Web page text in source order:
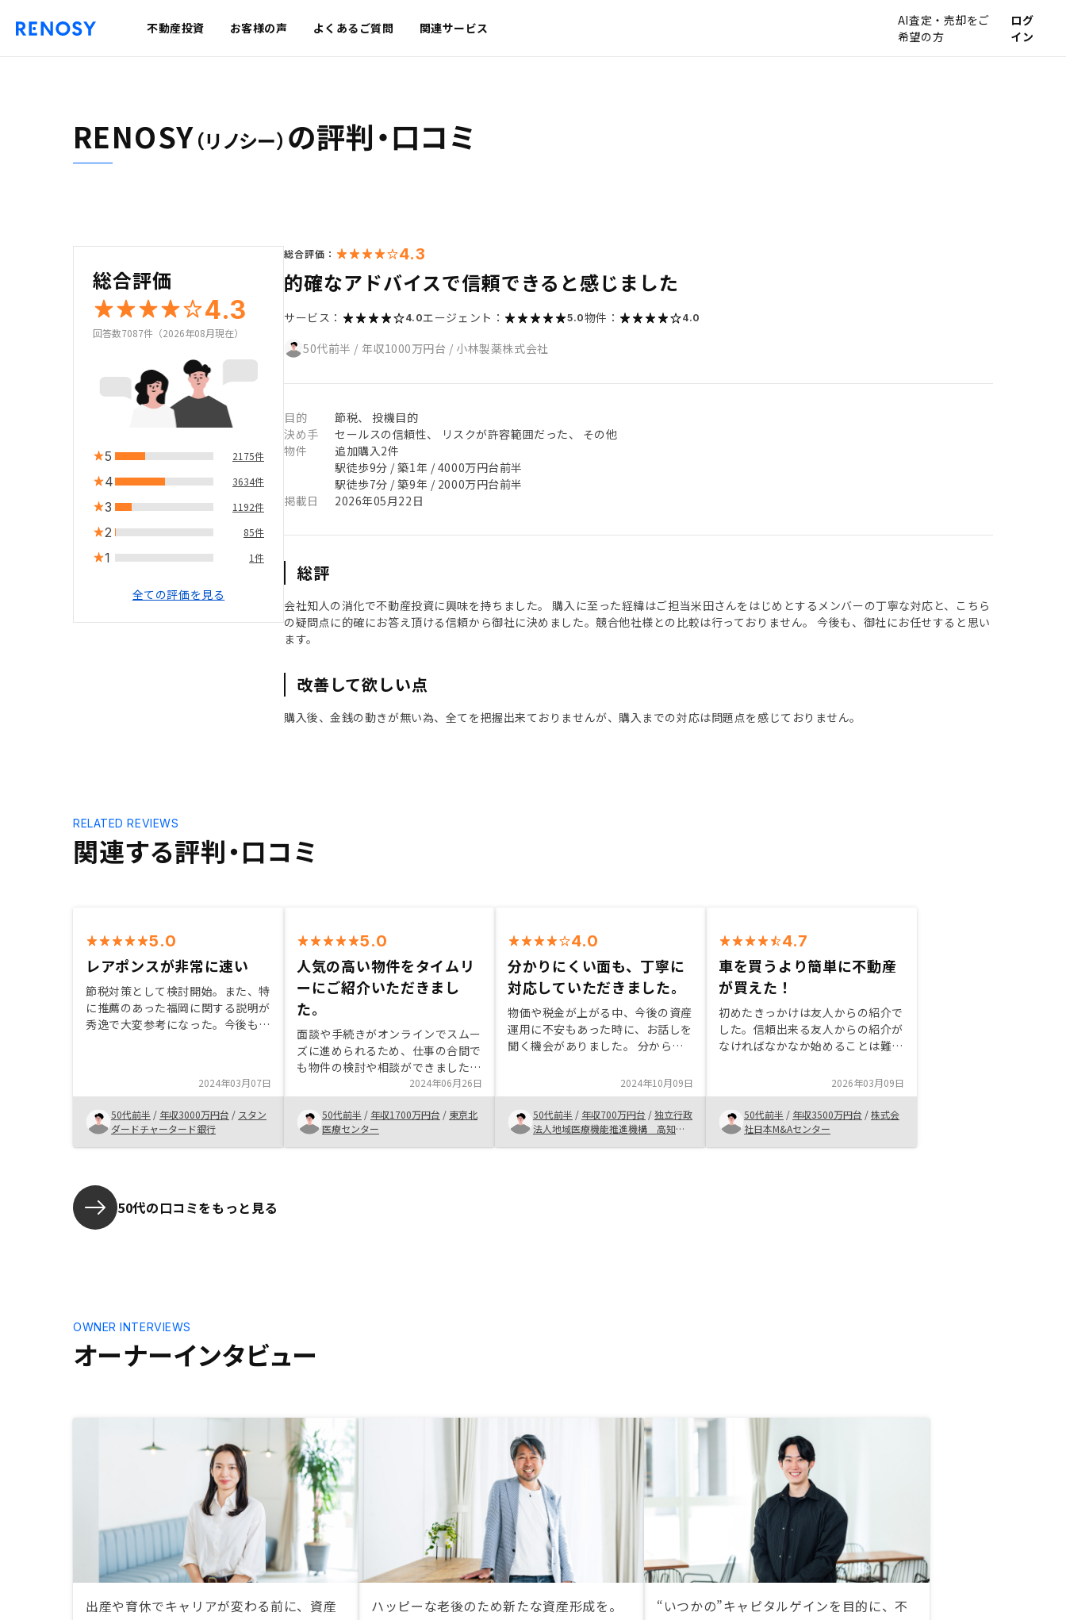
不動産投資 お客様の声 よくあるご質問 関連サービス
AI査定・売却をご
希望の方
ログ
イン
RENOSY（リノシー） の評判・口コミ
総合評価
4.3
回答数7087件（2026年08月現在）
5 2175件
4 3634件
3 1192件
2 85件
1 1件
全ての評価を見る
総合評価： 4.3
的確なアドバイスで信頼できると感じました
サービス： 4.0エージェント： 5.0物件： 4.0
50代前半 / 年収1000万円台 / 小林製薬株式会社
目的
節税、 投機目的
決め手
セールスの信頼性、 リスクが許容範囲だった、 その他
物件
追加購入2件
駅徒歩9分 / 築1年 / 4000万円台前半
駅徒歩7分 / 築9年 / 2000万円台前半
掲載日
2026年05月22日
総評
会社知人の消化で不動産投資に興味を持ちました。 購入に至った経緯はご担当米田さんをはじめとするメンバーの丁寧な対応と、こちら
の疑問点に的確にお答え頂ける信頼から御社に決めました。競合他社様との比較は行っておりません。 今後も、御社にお任せすると思い
ます。
改善して欲しい点
購入後、金銭の動きが無い為、全てを把握出来ておりませんが、購入までの対応は問題点を感じておりません。
関連する評判・口コミ
RELATED REVIEWS
5.0
レアポンスが非常に速い
節税対策として検討開始。また、特
に推薦のあった福岡に関する説明が
秀逸で大変参考になった。今後も、
るノウハウを中心にヒアリングした
2024年03月07日
50代前半 / 年収3000万円台 / スタン
ダードチャータード銀行
5.0
人気の高い物件をタイムリ
ーにご紹介いただきまし
た。
面談や手続きがオンラインでスムー
ズに進められるため、仕事の合間で
も物件の検討や相談ができました。
良い物件は時間勝負の面があるの
で、「もし良い物件が出たら迷わず
購入する」という体制を作っておく
ことが重要と思いました。
2024年06月26日
50代前半 / 年収1700万円台 / 東京北
医療センター
4.0
分かりにくい面も、丁寧に
対応していただきました。
物価や税金が上がる中、今後の資産
運用に不安もあった時に、お話しを
聞く機会がありました。 分からな
用にいろいろな方法があることが理
解出来ました。 改めて、お金のこ
とを考える機会になったと思いま
す。アプリでの管理なので、いろい
ろな手間はかからないが、アプリ慣
2024年10月09日
50代前半 / 年収700万円台 /独立行政
法人地域医療機能推進機構 高知西
4.7
車を買うより簡単に不動産
が買えた！
初めたきっかけは友人からの紹介で
した。信頼出来る友人からの紹介が
なければなかなか始めることは難し
担当の方もしっかりされた方で適度
な柔軟さもあり良かったと思いま
す。手続きは多少面倒でしたが普通
に不動産を購入しようと思ったら更
に面倒そうなことは想像できまし
2026年03月09日
50代前半 / 年収3500万円台 /株式会
社日本M&Aセンター
50代の口コミをもっと見る
オーナーインタビュー
OWNER INTERVIEWS
出産や育休でキャリアが変わる前に、資産
ハッピーな老後のため新たな資産形成を。
“いつかの”キャピタルゲインを目的に、不